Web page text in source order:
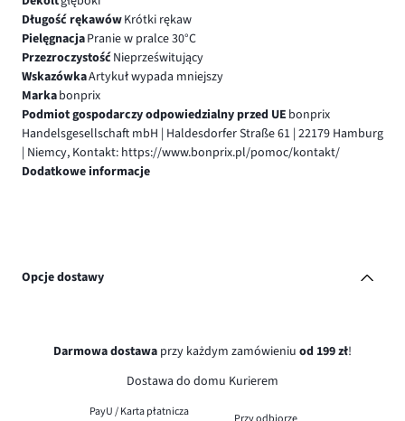
Długość rękawówKrótki rękaw
PielęgnacjaPranie w pralce 30°C
PrzezroczystośćNieprześwitujący
WskazówkaArtykuł wypada mniejszy
Markabonprix
Podmiot gospodarczy odpowiedzialny przed UE bonprix
Handelsgesellschaft mbH | Haldesdorfer Straße 61 | 22179 Hamburg
| Niemcy, Kontakt: https://www.bonprix.pl/pomoc/kontakt/
Dodatkowe informacje
Opcje dostawy
Darmowa dostawa przy każdym zamówieniu od 199 zł!
Dostawa do domu Kurierem
PayU / Karta płatnicza